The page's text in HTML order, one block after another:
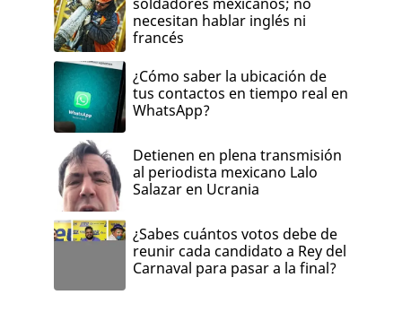
soldadores mexicanos; no
necesitan hablar inglés ni
francés
¿Cómo saber la ubicación de
tus contactos en tiempo real en
WhatsApp?
Detienen en plena transmisión
al periodista mexicano Lalo
Salazar en Ucrania
¿Sabes cuántos votos debe de
reunir cada candidato a Rey del
Carnaval para pasar a la final?